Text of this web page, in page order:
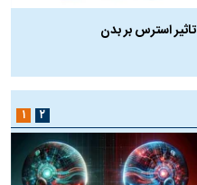
تاثیر استرس بر بدن
۱ ۲